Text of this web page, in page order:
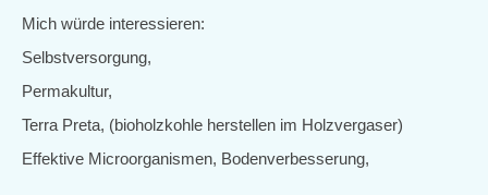
Mich würde interessieren:
Selbstversorgung,
Permakultur,
Terra Preta, (bioholzkohle herstellen im Holzvergaser)
Effektive Microorganismen, Bodenverbesserung,